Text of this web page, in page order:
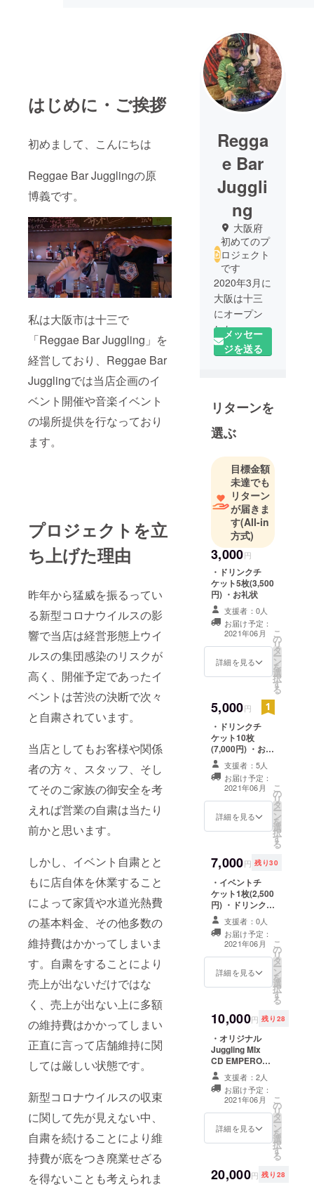
はじめに・ご挨拶
初めまして、こんにちは
Reggae Bar Jugglingの原
博義です。
私は大阪市は十三で
「Reggae Bar Juggling」を
経営しており、Reggae Bar
Jugglingでは当店企画のイ
ベント開催や音楽イベント
の場所提供を行なっており
ます。
プロジェクトを立
ち上げた理由
昨年から猛威を振るってい
る新型コロナウイルスの影
響で当店は経営形態上ウイ
ルスの集団感染のリスクが
高く、開催予定であったイ
ベントは苦渋の決断で次々
と自粛されています。
当店としてもお客様や関係
者の方々、スタッフ、そし
てそのご家族の御安全を考
えれば営業の自粛は当たり
前かと思います。
しかし、イベント自粛とと
もに店自体を休業すること
によって家賃や水道光熱費
の基本料金、その他多数の
維持費はかかってしまいま
す。自粛をすることにより
売上が出ないだけではな
く、売上が出ない上に多額
の維持費はかかってしまい
正直に言って店舗維持に関
しては厳しい状態です。
新型コロナウイルスの収束
に関して先が見えない中、
自粛を続けることにより維
持費が底をつき廃業せざる
を得ないことも考えられま
Regga
e Bar
Juggli
ng
大阪府
初めてのプ
ロジェクト
です
2020年3月に
大阪は十三
にオープン
した
Reggae Bar
Juggling
いBarです。
酒を飲みな
を心いくま
で楽しんで
頂ける空間
にしており
ます。
また、定期
的にReggae
イベントを
開催してお
ります。
メッセー
ジを送る
リターンを
選ぶ
目標金額
未達でも
リターン
が届きま
す(All-in
方式)
3,000円
・ドリンクチ
ケット5枚(3,500
円) ・お礼状
支援者：0人
お届け予定：
2021年06月
詳細を見る
こ
の
リ
タ
ー
ン
を
選
択
す
る
5,000円
・ドリンクチ
ケット10枚
(7,000円) ・お礼
状
支援者：5人
お届け予定：
2021年06月
詳細を見る
こ
の
リ
タ
ー
ン
を
選
択
す
る
7,000円 残り30
・イベントチ
ケット1枚(2,500
円) ・ドリンクチ
ケット10枚
(7,000円) ・お礼
状
支援者：0人
お届け予定：
2021年06月
詳細を見る
こ
の
リ
タ
ー
ン
を
選
択
す
る
10,000円 残り28
・オリジナル
Juggling MIx
CD EMPEROR
TAKUプロ
デュース(非売
品) ・ドリンクチ
ケット5枚(3,500
円) ・お礼状
支援者：2人
お届け予定：
2021年06月
詳細を見る
こ
の
リ
タ
ー
ン
を
選
択
す
る
20,000円 残り28